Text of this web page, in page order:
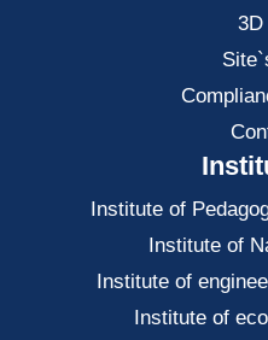
3D
Institute of
Institute of
Institute of
Institute of